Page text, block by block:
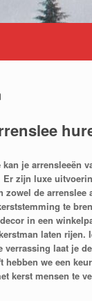
je arrensleeën
Er zijn luxe
zowel de arrenslee
te
in een
laten rijen.
verrassing laat je
hebben we een
kerst mensen te